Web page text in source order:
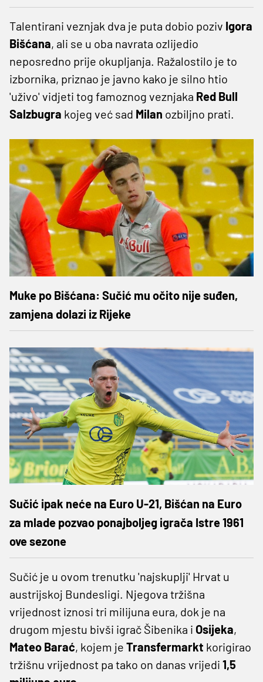
Talentirani veznjak dva je puta dobio poziv Igora
Bišćana, ali se u oba navrata ozlijedio
neposredno prije okupljanja. Ražalostilo je to
izbornika, priznao je javno kako je silno htio
'uživo' vidjeti tog famoznog veznjaka Red Bull
Salzbugra kojeg već sad Milan ozbiljno prati.
Muke po Bišćana: Sučić mu očito nije suđen,
zamjena dolazi iz Rijeke
Sučić ipak neće na Euro U-21, Bišćan na Euro
za mlade pozvao ponajboljeg igrača Istre 1961
ove sezone
Sučić je u ovom trenutku 'najskuplji' Hrvat u
austrijskoj Bundesligi. Njegova tržišna
vrijednost iznosi tri milijuna eura, dok je na
drugom mjestu bivši igrač Šibenika i Osijeka,
Mateo Barać, kojem je Transfermarkt korigirao
tržišnu vrijednost pa tako on danas vrijedi 1,5